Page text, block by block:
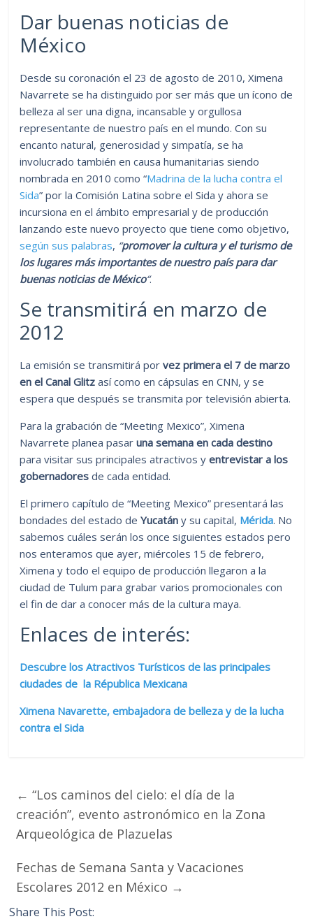
Dar buenas noticias de
México
Desde su coronación el 23 de agosto de 2010, Ximena
Navarrete se ha distinguido por ser más que un ícono de
belleza al ser una digna, incansable y orgullosa
representante de nuestro país en el mundo. Con su
encanto natural, generosidad y simpatía, se ha
involucrado también en causa humanitarias siendo
nombrada en 2010 como “Madrina de la lucha contra el
Sida” por la Comisión Latina sobre el Sida y ahora se
incursiona en el ámbito empresarial y de producción
lanzando este nuevo proyecto que tiene como objetivo,
según sus palabras, “promover la cultura y el turismo de
los lugares más importantes de nuestro país para dar
buenas noticias de México“.
Se transmitirá en marzo de
2012
La emisión se transmitirá porvez primera el 7 de marzo
en el Canal Glitz así como en cápsulas en CNN, y se
espera que después se transmita por televisión abierta.
Para la grabación de “Meeting Mexico”, Ximena
Navarrete planea pasaruna semana en cada destino
para visitar sus principales atractivos yentrevistar a los
gobernadores de cada entidad.
El primero capítulo de “Meeting Mexico” presentará las
bondades del estado deYucatán y su capital, Mérida. No
sabemos cuáles serán los once siguientes estados pero
nos enteramos que ayer, miércoles 15 de febrero,
Ximena y todo el equipo de producción llegaron a la
ciudad de Tulum para grabar varios promocionales con
el fin de dar a conocer más de la cultura maya.
Enlaces de interés:
Descubre los Atractivos Turísticos de las principales
ciudades de la Républica Mexicana
Ximena Navarette, embajadora de belleza y de la lucha
contra el Sida
← “Los caminos del cielo: el día de la
creación”, evento astronómico en la Zona
Arqueológica de Plazuelas
Fechas de Semana Santa y Vacaciones
Escolares 2012 en México →
Share This Post: